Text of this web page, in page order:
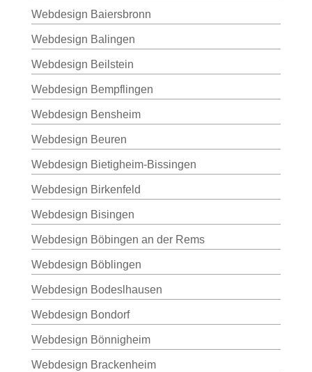
Webdesign Baiersbronn
Webdesign Balingen
Webdesign Beilstein
Webdesign Bempflingen
Webdesign Bensheim
Webdesign Beuren
Webdesign Bietigheim-Bissingen
Webdesign Birkenfeld
Webdesign Bisingen
Webdesign Böbingen an der Rems
Webdesign Böblingen
Webdesign Bodeslhausen
Webdesign Bondorf
Webdesign Bönnigheim
Webdesign Brackenheim